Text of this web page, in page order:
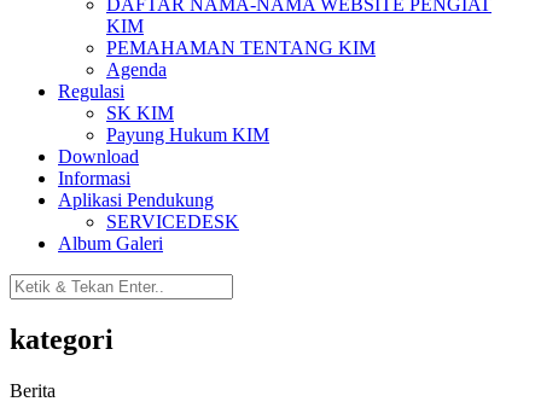
DAFTAR NAMA-NAMA WEBSITE PENGIAT
KIM
PEMAHAMAN TENTANG KIM
Agenda
Regulasi
SK KIM
Payung Hukum KIM
Download
Informasi
Aplikasi Pendukung
SERVICEDESK
Album Galeri
kategori
Berita